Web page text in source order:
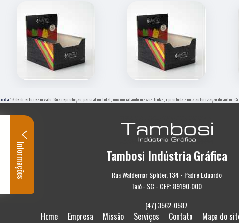
" é de direito reservado. Sua reprodução, parcial ou total, mesmo citando nossos links, é proibida sem a autorização do autor.
Tambosi Indústria Gráfica
Rua Waldemar Spliter, 134 - Padre Eduardo
Taió - SC - CEP: 89190-000
(47) 3562-0587
Home Empresa Missão Serviços Contato Mapa do
Informações